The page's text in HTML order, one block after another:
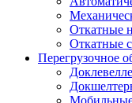
Откатные
Откатные
Перегрузочное